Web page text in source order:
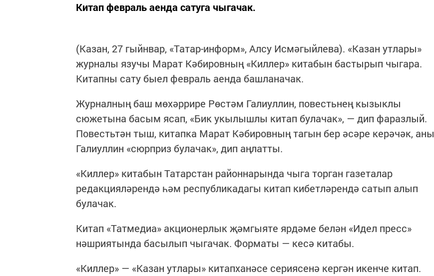
Китап февраль аенда сатуга чыгачак.
(Казан, 27 гыйнвар, «Татар-информ», Алсу Исмәгыйлева). «Казан утлары»
журналы язучы Марат Кәбировның «Киллер» китабын бастырып чыгара.
Китапны сату быел февраль аенда башланачак.
Журналның баш мөхәррире Рөстәм Галиуллин, повестьнең кызыклы
сюжетына басым ясап, «Бик укылышлы китап булачак», — дип фаразлый.
Повестьтән тыш, китапка Марат Кәбировның тагын бер әсәре керәчәк, аны
Галиуллин «сюрприз булачак», дип аңлатты.
«Киллер» китабын Татарстан районнарында чыга торган газеталар
редакцияләрендә һәм республикадагы китап кибетләрендә сатып алып
булачак.
Китап «Татмедиа» акционерлык җәмгыяте ярдәме белән «Идел пресс»
нәшриятында басылып чыгачак. Форматы — кесә китабы.
«Киллер» — «Казан утлары» китапханәсе сериясенә кергән икенче китап.